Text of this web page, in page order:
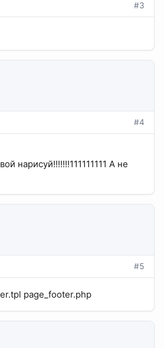
#3
#4
нарисуй!!!!!!!111111111 А не
#5
page_footer.php